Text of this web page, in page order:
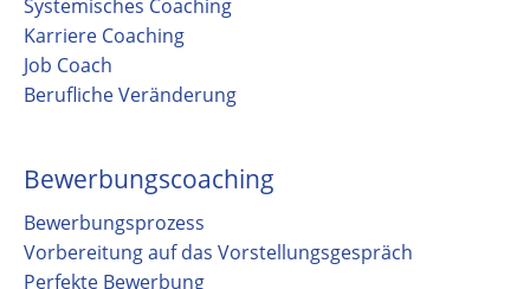
Systemisches Coaching
Karriere Coaching
Job Coach
Berufliche Veränderung
Bewerbungscoaching
Bewerbungsprozess
Vorbereitung auf das Vorstellungsgespräch
Perfekte Bewerbung